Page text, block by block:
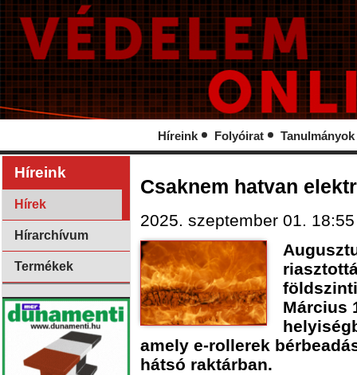
Híreink Folyóirat Tanulmányok
Híreink
Hírek
Hírarchívum
Termékek
Csaknem hatvan
2025. szeptember 01. 18:55
Március
amely e-rollerek
hátsó raktárban.